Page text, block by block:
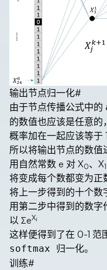
输出节点归一化#
由于节点传播公式中的
的数值也应该是任意的
概率加在一起应该等于 1
所以将输出节点的数值
用自然常数 e 对 X0、X1
将变成每个数都变为正
将上一步得到的十个数
用第二步中得到的数字
以 ∑eXi
这样便得到了在 0-1 范
softmax 归一化。
训练#